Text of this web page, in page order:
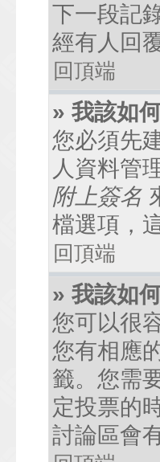
下一段記
經有人回
回頂端
» 我該如
您必須先
人資料管
附上簽名
檔選項，
回頂端
» 我該如
您可以很
您有相應
籤。您需
定投票的
討論區會